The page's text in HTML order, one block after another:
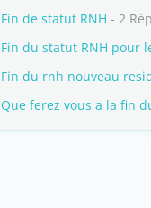
Fin de statut RNH - 2
Fin du statut RNH pour
Fin du rnh nouveau
Que ferez vous a la fin